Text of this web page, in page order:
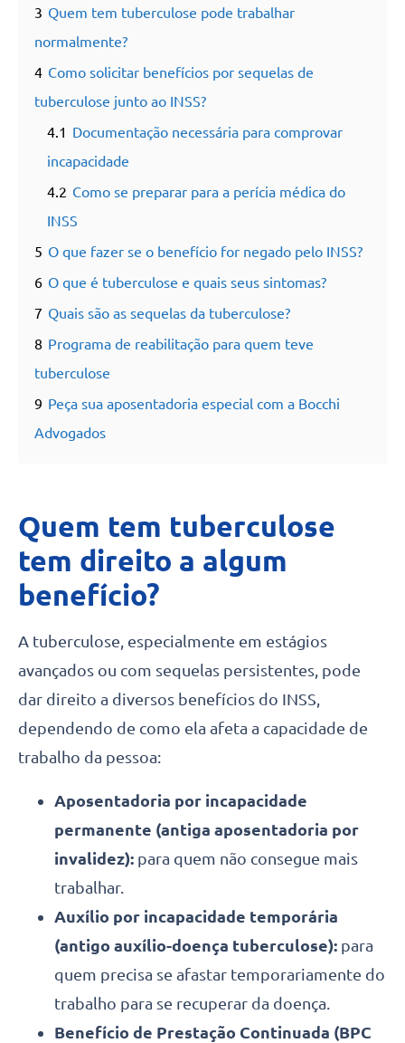
3 Quem tem tuberculose pode trabalhar
normalmente?
4 Como solicitar benefícios por sequelas de
tuberculose junto ao INSS?
4.1 Documentação necessária para comprovar
incapacidade
4.2 Como se preparar para a perícia médica do
INSS
5 O que fazer se o benefício for negado pelo INSS?
6 O que é tuberculose e quais seus sintomas?
7 Quais são as sequelas da tuberculose?
8 Programa de reabilitação para quem teve
tuberculose
9 Peça sua aposentadoria especial com a Bocchi
Advogados
Quem tem tuberculose
tem direito a algum
benefício?
A tuberculose, especialmente em estágios
avançados ou com sequelas persistentes, pode
dar direito a diversos benefícios do INSS,
dependendo de como ela afeta a capacidade de
trabalho da pessoa:
Aposentadoria por incapacidade
permanente (antiga aposentadoria por
invalidez): para quem não consegue mais
trabalhar.
Auxílio por incapacidade temporária
(antigo auxílio-doença tuberculose): para
quem precisa se afastar temporariamente do
trabalho para se recuperar da doença.
Benefício de Prestação Continuada (BPC